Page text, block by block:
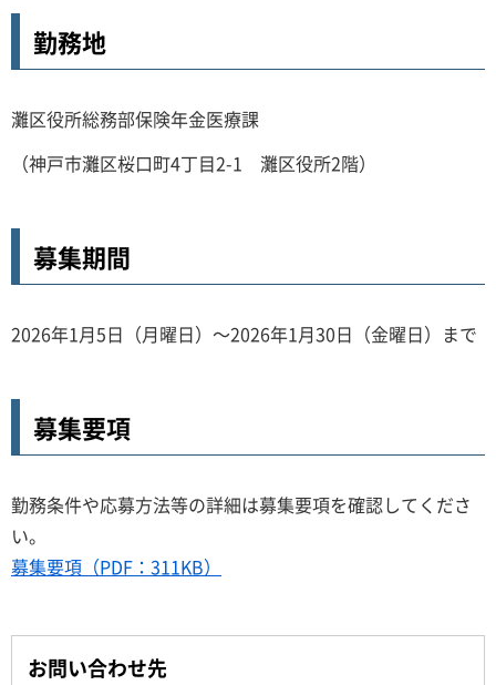
勤務地
灘区役所総務部保険年金医療課
（神戸市灘区桜口町4丁目2-1 灘区役所2階）
募集期間
2026年1月5日（月曜日）～2026年1月30日（金曜日）まで
募集要項
勤務条件や応募方法等の詳細は募集要項を確認してくださ
い。
募集要項（PDF：311KB）
お問い合わせ先